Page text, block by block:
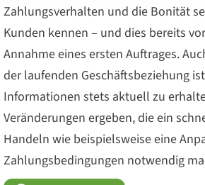
Zahlungsverhalten und die Bonität
Kunden kennen – und dies bereits
Annahme eines ersten Auftrages.
der laufenden Geschäftsbeziehung
Informationen stets aktuell zu
Veränderungen ergeben, die ein
Handeln wie beispielsweise eine
Zahlungsbedingungen notwendig